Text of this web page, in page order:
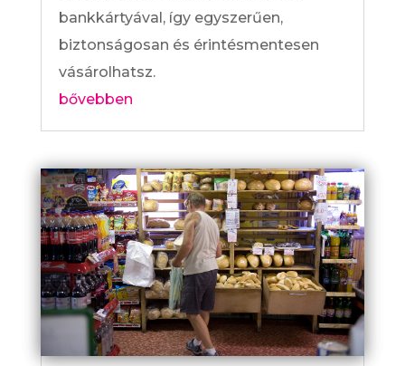
bankkártyával, így egyszerűen,
biztonságosan és érintésmentesen
vásárolhatsz.
bővebben